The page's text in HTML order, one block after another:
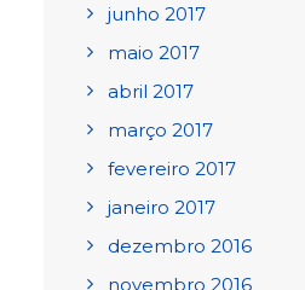
junho 2017
maio 2017
abril 2017
março 2017
fevereiro 2017
janeiro 2017
dezembro 2016
novembro 2016